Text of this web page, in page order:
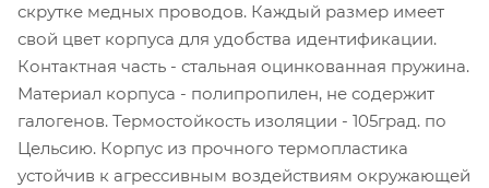
скрутке медных проводов. Каждый размер имеет
свой цвет корпуса для удобства идентификации.
Контактная часть - стальная оцинкованная пружина.
Материал корпуса - полипропилен, не содержит
галогенов. Термостойкость изоляции - 105град. по
Цельсию. Корпус из прочного термопластика
устойчив к агрессивным воздействиям окружающей